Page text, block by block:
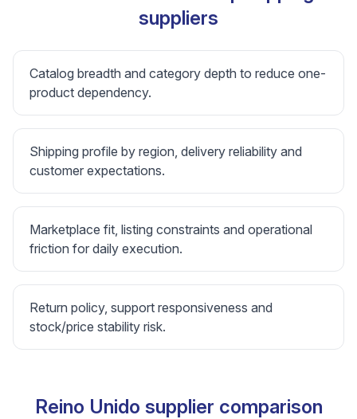
suppliers
Catalog breadth and category depth to reduce one-
product dependency.
Shipping profile by region, delivery reliability and
customer expectations.
Marketplace fit, listing constraints and operational
friction for daily execution.
Return policy, support responsiveness and
stock/price stability risk.
Reino Unido supplier comparison